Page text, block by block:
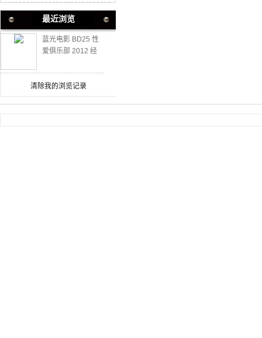
最近浏览
蓝光电影 BD25 性
爱俱乐部 2012 经
清除我的浏览记录